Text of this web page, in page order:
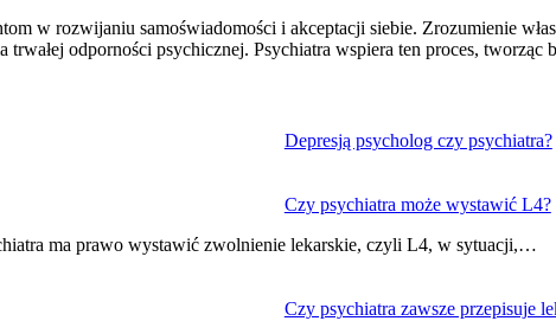
w rozwijaniu samoświadomości i akceptacji siebie. Zrozumienie
odporności psychicznej. Psychiatra wspiera ten proces,
Depresją psycholog czy psychiatra?
Czy psychiatra może wystawić L4?
ma prawo wystawić zwolnienie lekarskie, czyli L4, w sytuacji,…
Czy psychiatra zawsze przepisuje